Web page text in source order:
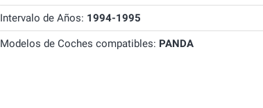
Intervalo de Años: 1994-1995
Modelos de Coches compatibles: PANDA